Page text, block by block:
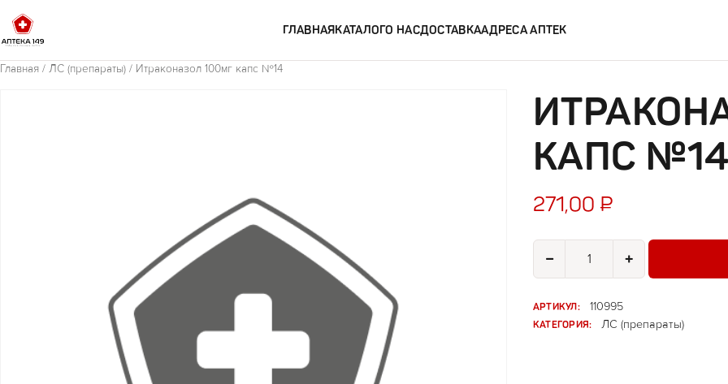
ГЛАВНАЯКАТАЛОГО НАСДОСТАВКААДРЕСА АПТЕК
Главная / ЛС (препараты) / Итраконазол 100мг капс №14
КАПС №14
271,00 ₽
−
Количество товара
+
АРТИКУЛ:
110995
КАТЕГОРИЯ:
ЛС (препараты)